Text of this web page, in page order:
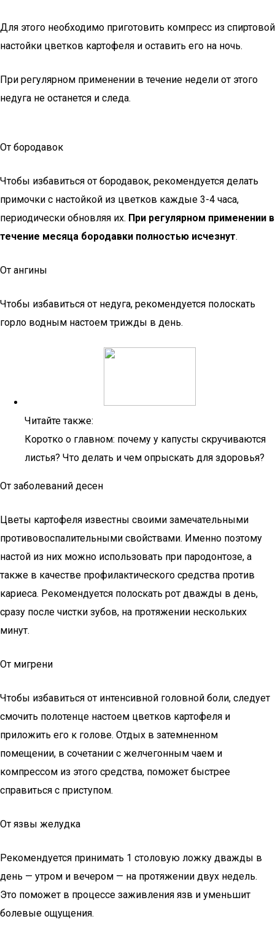
Для этого необходимо приготовить компресс из спиртовой
настойки цветков картофеля и оставить его на ночь.
При регулярном применении в течение недели от этого
недуга не останется и следа.
От бородавок
Чтобы избавиться от бородавок, рекомендуется делать
примочки с настойкой из цветков каждые 3-4 часа,
периодически обновляя их. При регулярном применении в
течение месяца бородавки полностью исчезнут.
От ангины
Чтобы избавиться от недуга, рекомендуется полоскать
горло водным настоем трижды в день.
Читайте также:
Коротко о главном: почему у капусты скручиваются
листья? Что делать и чем опрыскать для здоровья?
От заболеваний десен
Цветы картофеля известны своими замечательными
противовоспалительными свойствами. Именно поэтому
настой из них можно использовать при пародонтозе, а
также в качестве профилактического средства против
кариеса. Рекомендуется полоскать рот дважды в день,
сразу после чистки зубов, на протяжении нескольких
минут.
От мигрени
Чтобы избавиться от интенсивной головной боли, следует
смочить полотенце настоем цветков картофеля и
приложить его к голове. Отдых в затемненном
помещении, в сочетании с желчегонным чаем и
компрессом из этого средства, поможет быстрее
справиться с приступом.
От язвы желудка
Рекомендуется принимать 1 столовую ложку дважды в
день — утром и вечером — на протяжении двух недель.
Это поможет в процессе заживления язв и уменьшит
болевые ощущения.